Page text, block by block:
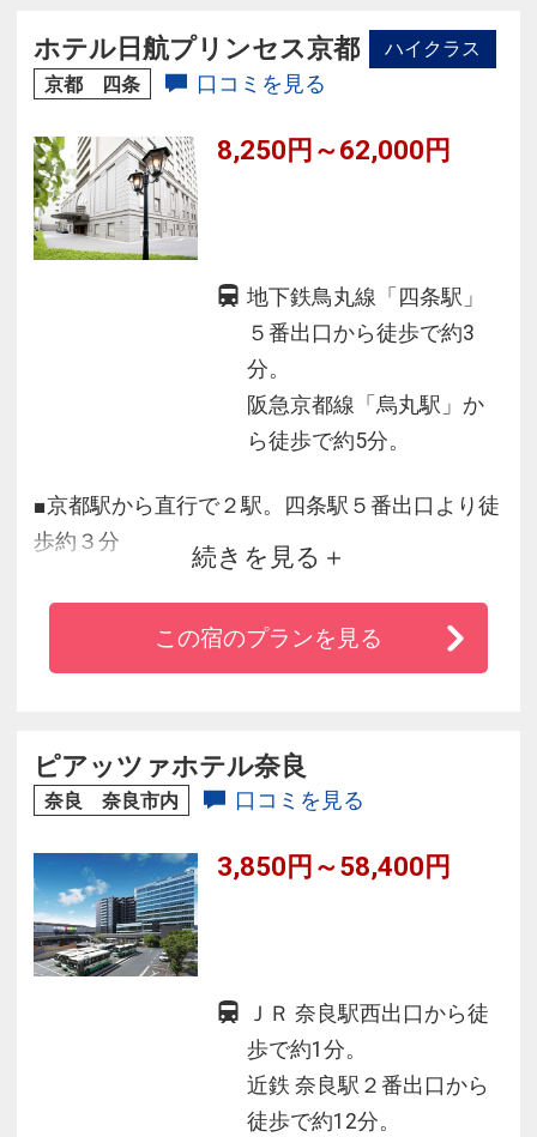
ホテル日航プリンセス京都
ハイクラス
京都 四条
口コミを見る
8,250円～62,000円
地下鉄鳥丸線「四条駅」
５番出口から徒歩で約3
分。
阪急京都線「烏丸駅」か
ら徒歩で約5分。
■京都駅から直行で２駅。四条駅５番出口より徒
歩約３分
■バス・トイレが別々で広々（シングル除く）
■タルゴジャパン（世界的ブランド）のアメニテ
ィキット使用
続きを見る
この宿のプランを見る
ピアッツァホテル奈良
奈良 奈良市内 口コミを見る
3,850円～58,400円
ＪＲ 奈良駅西出口から徒
歩で約1分。
近鉄 奈良駅２番出口から
徒歩で約12分。